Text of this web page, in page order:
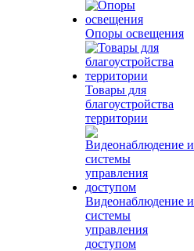
Опоры освещения
Товары для
благоустройства
территории
Видеонаблюдение и
системы
управления
доступом